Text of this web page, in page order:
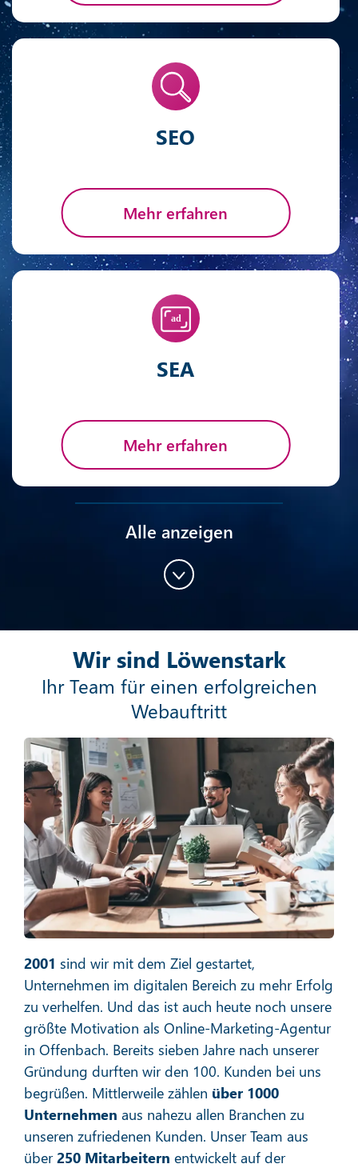
SEO
Mehr erfahren
SEA
Mehr erfahren
Mehr erfahren
Social Media Marketing
Mehr erfahren
E-Mail-Marketing
Mehr erfahren
Alle anzeigen
Wir sind Löwenstark
Ihr Team für einen erfolgreichen
Webauftritt
2001 sind wir mit dem Ziel gestartet,
Unternehmen im digitalen Bereich zu mehr Erfolg
zu verhelfen. Und das ist auch heute noch unsere
größte Motivation als Online-Marketing-Agentur
in Offenbach. Bereits sieben Jahre nach unserer
Gründung durften wir den 100. Kunden bei uns
begrüßen. Mittlerweile zählen über 1000
Unternehmen aus nahezu allen Branchen zu
unseren zufriedenen Kunden. Unser Team aus
über250 Mitarbeitern entwickelt auf der